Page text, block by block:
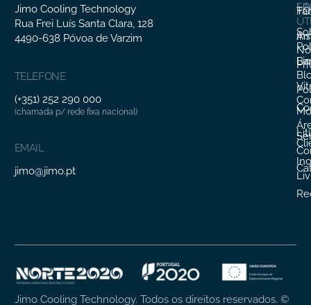
Jimo Cooling Technology
Rua Frei Luís Santa Clara, 128
4490-638 Póvoa de Varzim
TELEFONE
(+351) 252 290 000
(chamada p/ rede fixa nacional)
EMAIL
jimo@jimo.pt
Jimo Cooling Technology. Todos os direitos reservados. ©